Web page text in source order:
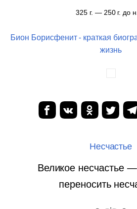
325 г. — 250 г. до
Бион Борисфенит - краткая
жизнь
Несчастье
Великое несчастье
переносить